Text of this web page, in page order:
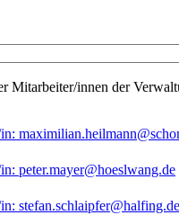
Mitarbeiter/innen der